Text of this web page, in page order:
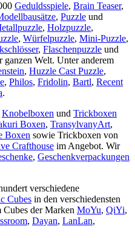
Geduldsspiele, Brain Teaser,
, Puzzle und
, Holzpuzzle,
, Würfelpuzzle, Mini-Puzzle,
, Flaschenpuzzle und
ganzen Welt. Unter anderem
, Huzzle Cast Puzzle,
, Philos, Fridolin, Bartl, Recent
.
Knobelboxen und Trickboxen
Boxen, TransylvanyArt,
Boxen sowie Trickboxen von
Crafthouse im Angebot. Wir
, Geschenkverpackungen
verschiedene
Cubes in den verschiedensten
Cubes der Marken MoYu, QiYi,
, Dayan, LanLan,